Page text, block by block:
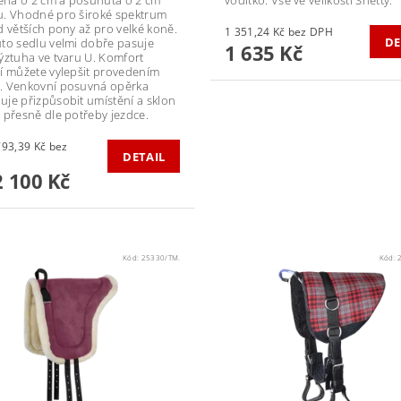
Vhodné pro široké spektrum
větších pony až pro velké koně.
sedlu velmi dobře pasuje
ve tvaru U. Komfort
můžete vylepšit provedením
Venkovní posuvná opěrka
přizpůsobit umístění a sklon
dle potřeby jezdce.
Kč bez
Kč
DETAIL
1 351,24 Kč bez DPH
1 635 Kč
Kód: 25330/TM. Kód: